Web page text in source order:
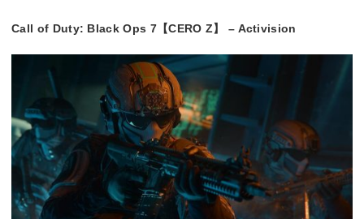
Call of Duty: Black Ops 7【CERO Z】 – Activision